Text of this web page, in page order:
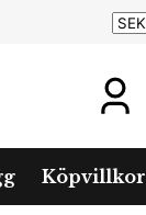
Köpvillkor